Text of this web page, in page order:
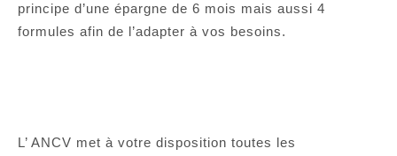
principe d’une épargne de 6 mois mais aussi 4
formules afin de l’adapter à vos besoins.
L’ ANCV met à votre disposition toutes les